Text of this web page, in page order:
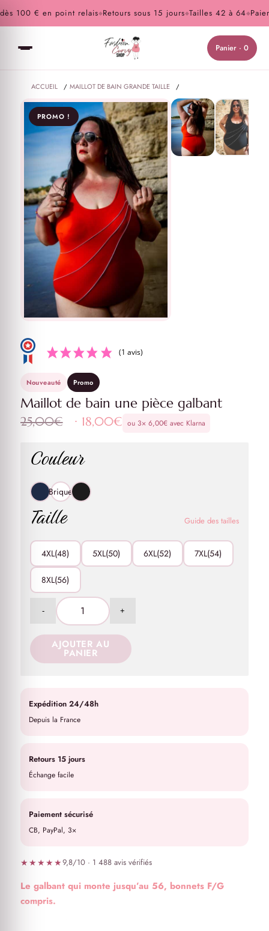
100 € en point relais ◆Retours sous 15 jours◆Tailles 42 à 64 ◆
Panier · 0
ACCUEIL / MAILLOT DE BAIN GRANDE TAILLE
/
MAILLOT DE BAIN UNE PIÈCE GALBANT
PROMO !
Nouveauté Promo
Maillot de bain une pièce galbant
★★★★★9,8/10 · 1 488 avis vérifiés
25,00€
Le
était :
18,00€Leou 3× 6,00€avec Klarna
Le galbant qui monte jusqu’au 56, bonnets F/G
compris.
Couleur
Brique
Taille Guide des tailles
4XL(48) 5XL(50) 6XL(52) 7XL(54)
8XL(56)
AJOUTER AU
PANIER
Expédition 24/48h
Depuis la France
Retours 15 jours
Échange facile
Paiement sécurisé
CB, PayPal, 3×
(1 avis)